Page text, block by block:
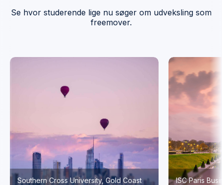
Se hvor studerende lige nu søger om udveksling som
freemover.
Southern Cross University, Gold Coast ISC Paris